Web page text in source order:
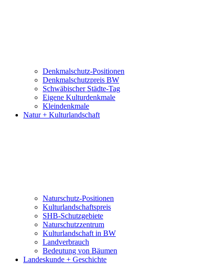
Denkmalschutz-Positionen
Denkmalschutzpreis BW
Schwäbischer Städte-Tag
Eigene Kulturdenkmale
Kleindenkmale
Natur + Kulturlandschaft
Naturschutz-Positionen
Kulturlandschaftspreis
SHB-Schutzgebiete
Naturschutzzentrum
Kulturlandschaft in BW
Landverbrauch
Bedeutung von Bäumen
Landeskunde + Geschichte